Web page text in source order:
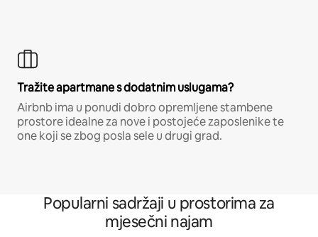
Tražite apartmane s dodatnim uslugama?
Airbnb ima u ponudi dobro opremljene stambene
prostore idealne za nove i postojeće zaposlenike te
one koji se zbog posla sele u drugi grad.
Popularni sadržaji u prostorima za
mjesečni najam